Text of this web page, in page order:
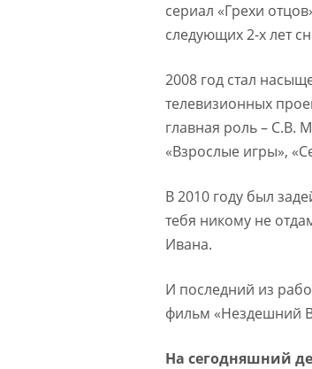
сериал «Грехи
следующих 2-х лет
2008 год стал
телевизионных
главная роль – С.В.
«Взрослые игры»,
В 2010 году был
тебя никому не
Ивана.
И последний из
фильм «Нездешний
На сегодняшний